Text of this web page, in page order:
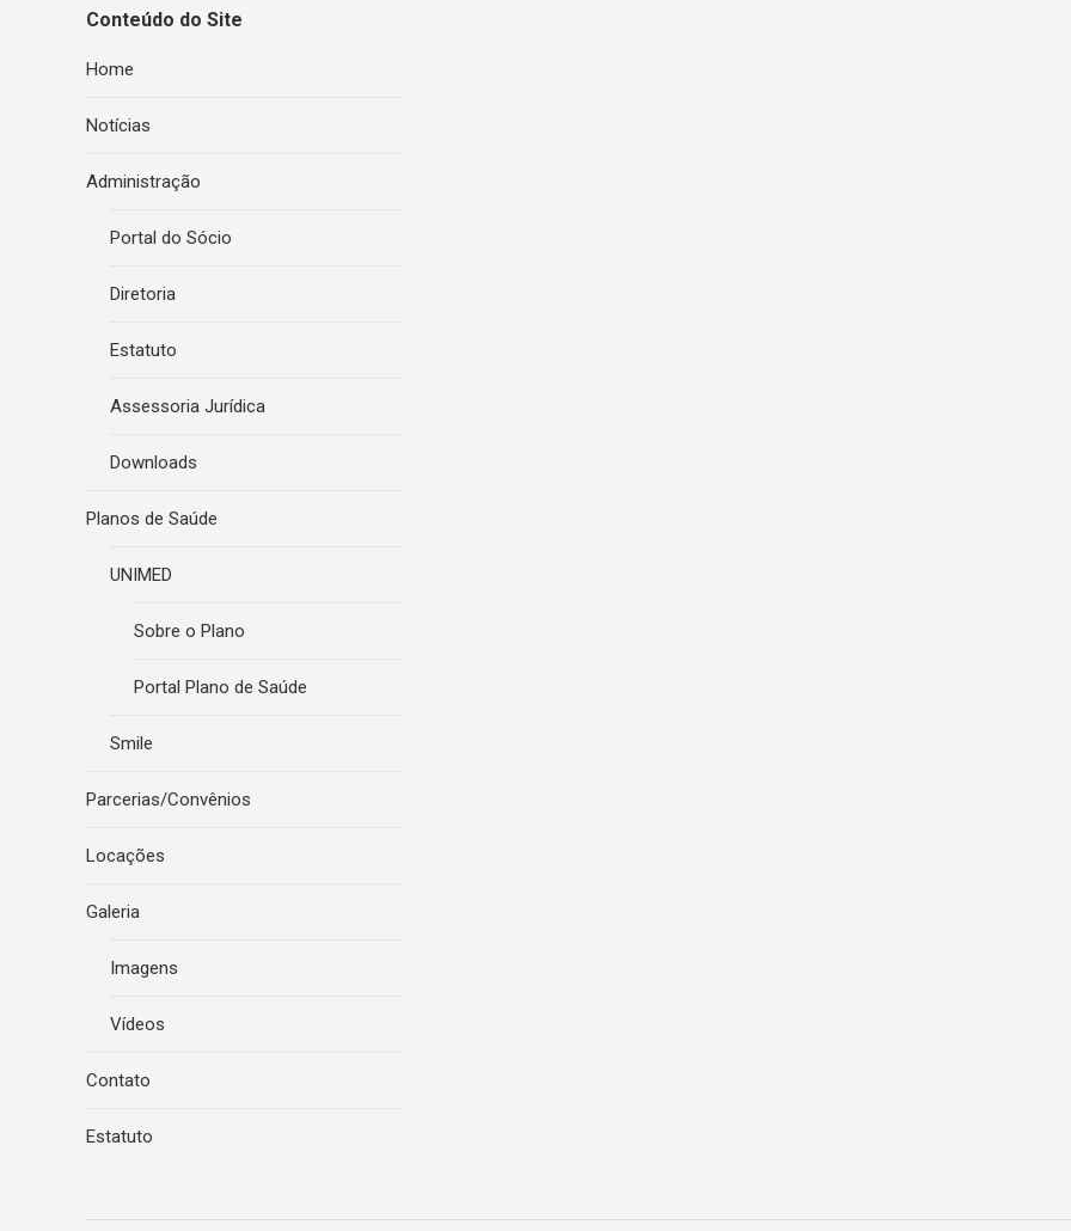
Conteúdo do Site
Home
Notícias
Administração
Portal do Sócio
Diretoria
Estatuto
Assessoria Jurídica
Downloads
Planos de Saúde
UNIMED
Sobre o Plano
Portal Plano de Saúde
Smile
Parcerias/Convênios
Locações
Galeria
Imagens
Vídeos
Contato
Estatuto